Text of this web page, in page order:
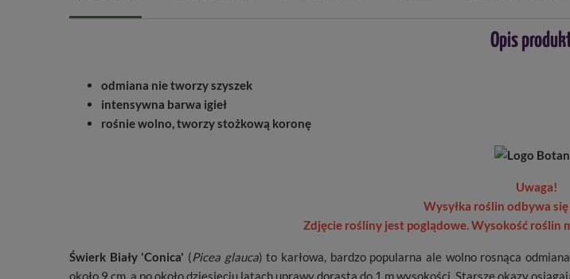
Opis
odmiana nie tworzy szyszek
intensywna barwa igieł
rośnie wolno, tworzy stożkową koronę
Uwaga!
Wysyłka roślin odbywa
Zdjęcie rośliny jest poglądowe. Wysokość roślin
Świerk Biały 'Conica' (Picea glauca)to karłowa, bardzo popularna ale wolno rosnąca
około 9 cm, a po około dziesięciu latach uprawy dorasta do 1 m wysokości. Starsze okazy